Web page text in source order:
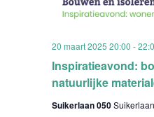
Inspiratieavond:
natuurlijke
20 maart 2025 20:00 -
Suikerlaan 050